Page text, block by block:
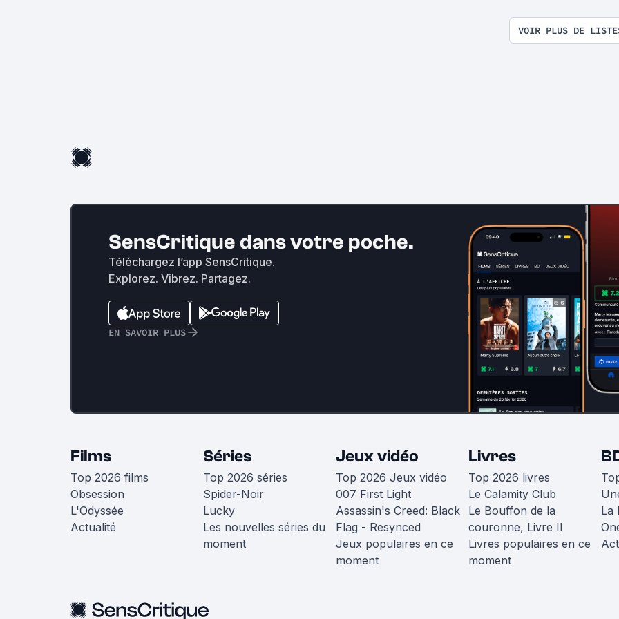
VOIR PLUS DE
SensCritique dans votre poche.
Téléchargez l’app SensCritique.
Explorez. Vibrez. Partagez.
EN SAVOIR PLUS
Films
Top 2026 films
Obsession
L'Odyssée
Actualité
Séries
Top 2026 séries
Spider-Noir
Lucky
Les nouvelles séries du
moment
Jeux vidéo
Top 2026 Jeux vidéo
007 First Light
Assassin's Creed: Black
Flag - Resynced
Jeux populaires en ce
moment
Livres
Top 2026 livres
Le Calamity Club
Le Bouffon de la
couronne, Livre II
Livres populaires en ce
moment
La